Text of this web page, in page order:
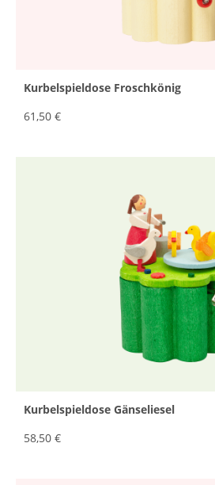
Kurbelspieldose Froschkönig
61,50 €
Kurbelspieldose Gänseliesel
58,50 €